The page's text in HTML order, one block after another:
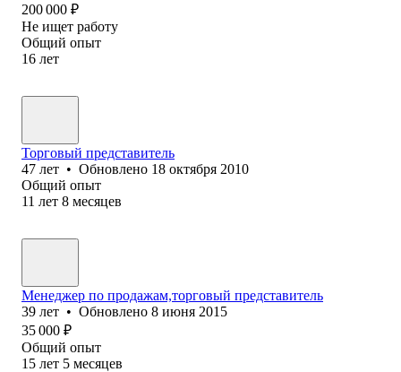
200 000 ₽
Не ищет работу
Общий опыт
16 лет
Торговый представитель
47 лет • Обновлено 18 октября 2010
Общий опыт
11 лет 8 месяцев
Менеджер по продажам,торговый представитель
39 лет • Обновлено 8 июня 2015
35 000 ₽
Общий опыт
15 лет 5 месяцев